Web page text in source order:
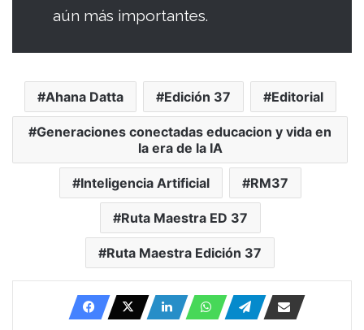
aún más importantes.
Ahana Datta Edición 37 Editorial
Generaciones conectadas educacion y vida en
la era de la IA
Inteligencia Artificial RM37
Ruta Maestra ED 37
Ruta Maestra Edición 37